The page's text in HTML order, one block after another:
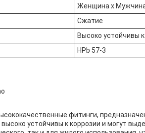
Женщина x
Сжатие
Высоко устойчивы
HPb 57-3
фитинги,
устойчивы к коррозии и могут